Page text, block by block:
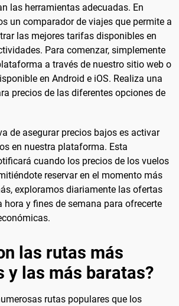
las herramientas adecuadas. En
un comparador de viajes que permite a
las mejores tarifas disponibles en
Para comenzar, simplemente
a través de nuestro sitio web o
en Android e iOS. Realiza una
precios de las diferentes opciones de
de asegurar precios bajos es activar
en nuestra plataforma. Esta
cuando los precios de los vuelos
reservar en el momento más
exploramos diariamente las ofertas
hora y fines de semana para ofrecerte
las rutas más
y las más baratas?
rutas populares que los